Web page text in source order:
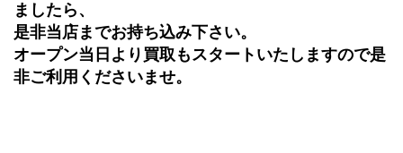
ましたら、
是非当店までお持ち込み下さい。
オープン当日より買取もスタートいたしますので是
非ご利用くださいませ。